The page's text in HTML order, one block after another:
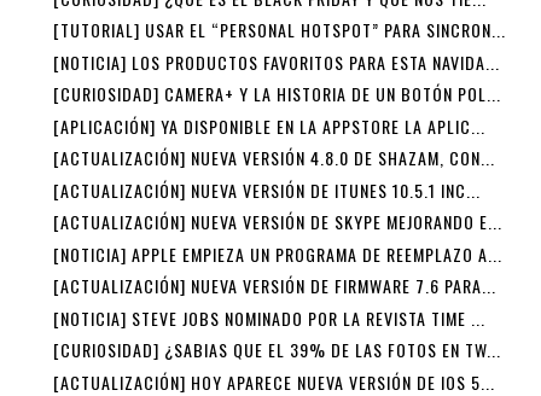
[TUTORIAL] USAR EL “PERSONAL HOTSPOT” PARA SINCRON...
[NOTICIA] LOS PRODUCTOS FAVORITOS PARA ESTA NAVIDA...
[CURIOSIDAD] CAMERA+ Y LA HISTORIA DE UN BOTÓN POL...
[APLICACIÓN] YA DISPONIBLE EN LA APPSTORE LA APLIC...
[ACTUALIZACIÓN] NUEVA VERSIÓN 4.8.0 DE SHAZAM, CON...
[ACTUALIZACIÓN] NUEVA VERSIÓN DE ITUNES 10.5.1 INC...
[ACTUALIZACIÓN] NUEVA VERSIÓN DE SKYPE MEJORANDO E...
[NOTICIA] APPLE EMPIEZA UN PROGRAMA DE REEMPLAZO A...
[ACTUALIZACIÓN] NUEVA VERSIÓN DE FIRMWARE 7.6 PARA...
[NOTICIA] STEVE JOBS NOMINADO POR LA REVISTA TIME ...
[CURIOSIDAD] ¿SABIAS QUE EL 39% DE LAS FOTOS EN TW...
[ACTUALIZACIÓN] HOY APARECE NUEVA VERSIÓN DE IOS 5...